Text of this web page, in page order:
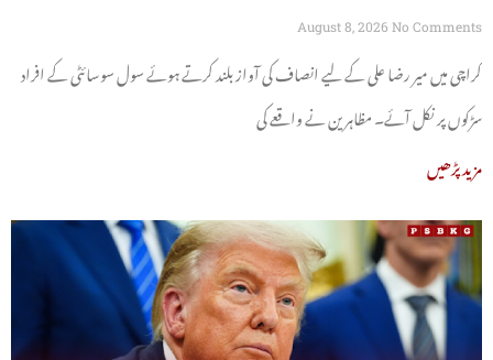
August 8, 2026 No Comments
کراچی میں میر رضا علی کے لیے انصاف کی آواز بلند کرتے ہوئے سول سوسائٹی کے افراد
سڑکوں پر نکل آئے۔ مظاہرین نے واقعے کی
مزید پڑھیں